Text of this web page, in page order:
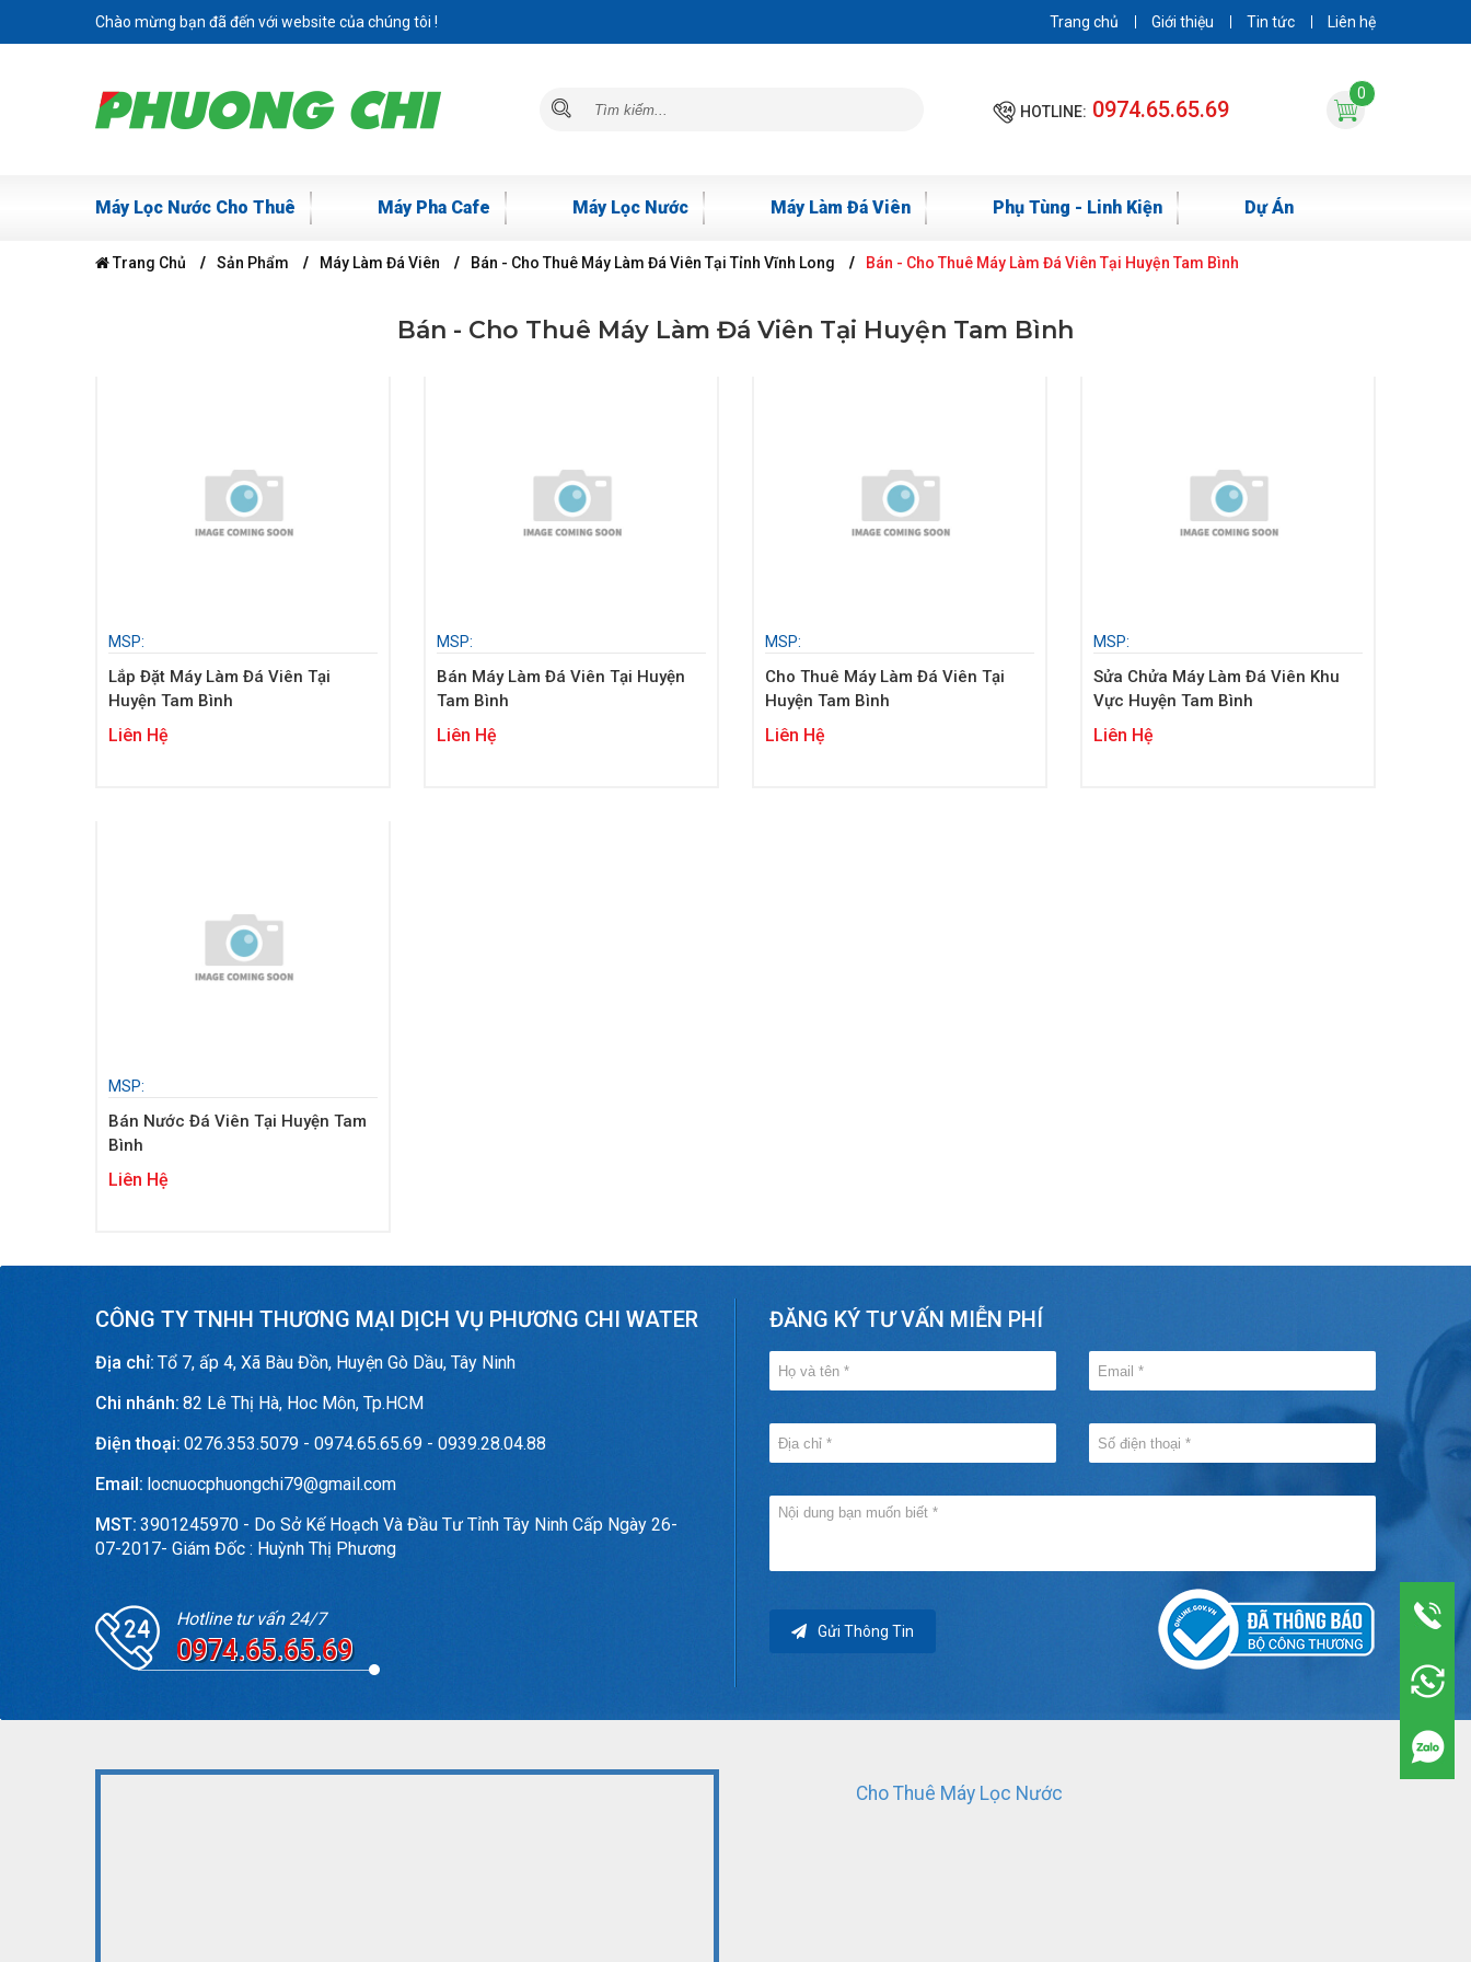
Chào mừng bạn đã đến với website của chúng tôi ! Trang chủ Giới thiệu Tin tức Liên hệ
HOTLINE: 0974.65.65.69
0
Máy Lọc Nước Cho Thuê Máy Pha Cafe Máy Lọc Nước Máy Làm Đá Viên Phụ Tùng - Linh Kiện Dự Án
Trang Chủ Sản Phẩm Máy Làm Đá Viên Bán - Cho Thuê Máy Làm Đá Viên Tại Tỉnh Vĩnh Long Bán - Cho Thuê Máy Làm Đá Viên Tại Huyện Tam Bình
Bán - Cho Thuê Máy Làm Đá Viên Tại Huyện Tam Bình
MSP:
Lắp Đặt Máy Làm Đá Viên Tại
Huyện Tam Bình
Liên Hệ
MSP:
Bán Máy Làm Đá Viên Tại Huyện
Tam Bình
Liên Hệ
MSP:
Cho Thuê Máy Làm Đá Viên Tại
Huyện Tam Bình
Liên Hệ
MSP:
Sửa Chửa Máy Làm Đá Viên Khu
Vực Huyện Tam Bình
Liên Hệ
MSP:
Bán Nước Đá Viên Tại Huyện Tam
Bình
Liên Hệ
CÔNG TY TNHH THƯƠNG MẠI DỊCH VỤ PHƯƠNG CHI WATER
Địa chỉ: Tổ 7, ấp 4, Xã Bàu Đồn, Huyện Gò Dầu, Tây Ninh
Chi nhánh: 82 Lê Thị Hà, Hoc Môn, Tp.HCM
Điện thoại: 0276.353.5079 - 0974.65.65.69 - 0939.28.04.88
Email: locnuocphuongchi79@gmail.com
MST: 3901245970 - Do Sở Kế Hoạch Và Đầu Tư Tỉnh Tây Ninh Cấp Ngày 26-
07-2017- Giám Đốc : Huỳnh Thị Phương
Hotline tư vấn 24/7
0974.65.65.69
ĐĂNG KÝ TƯ VẤN MIỄN PHÍ
Gửi Thông Tin
Cho Thuê Máy Lọc Nước